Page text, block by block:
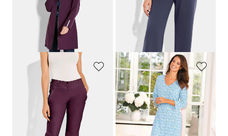
139,95 €
209,95 €
Laagste prijs van de afgelopen 30
dagen**: 189,95 €
(-26%)
109,95 €
Laagste prijs van de afgelopen 30
dagen**: 87,96 €
(-12%)
LINEA PRIMERO - LPO
59,95 €
PLANTIER
Nachthemd met 3/4-mouwen
62,96 €69,95 €
Laagste prijs van de afgelopen 30
dagen**: 69,95 € (-10%)